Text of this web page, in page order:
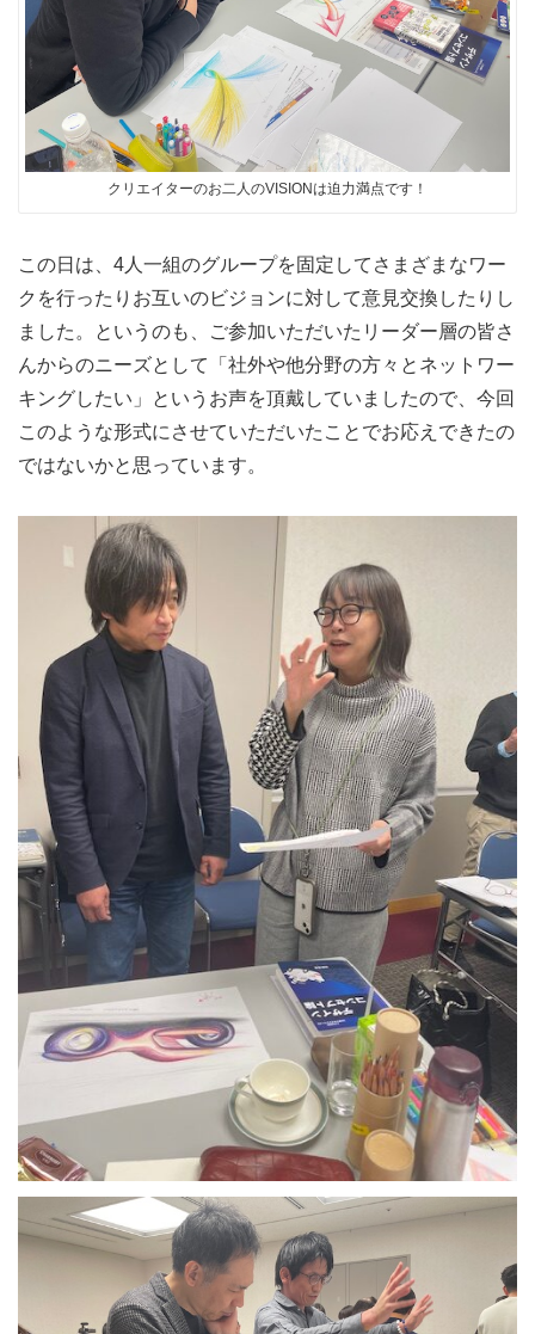
クリエイターのお二人のVISIONは迫力満点です！
この日は、4人一組のグループを固定してさまざまなワー
クを行ったりお互いのビジョンに対して意見交換したりし
ました。というのも、ご参加いただいたリーダー層の皆さ
んからのニーズとして「社外や他分野の方々とネットワー
キングしたい」というお声を頂戴していましたので、今回
このような形式にさせていただいたことでお応えできたの
ではないかと思っています。